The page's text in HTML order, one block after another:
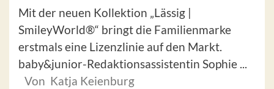
Mit der neuen Kollektion „Lässig |
SmileyWorld®“ bringt die Familienmarke
erstmals eine Lizenzlinie auf den Markt.
baby&junior-Redaktionsassistentin Sophie ...
Von Katja Keienburg